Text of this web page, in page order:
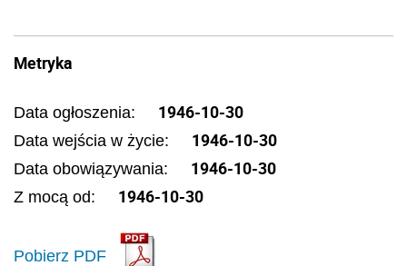
Metryka
Data ogłoszenia: 1946-10-30
Data wejścia w życie: 1946-10-30
Data obowiązywania: 1946-10-30
Z mocą od: 1946-10-30
Pobierz PDF